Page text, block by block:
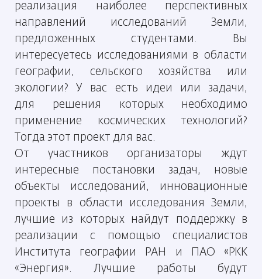
реализация наиболее перспективных
направлений исследований Земли,
предложенных студентами. Вы
интересуетесь исследованиями в области
географии, сельского хозяйства или
экологии? У вас есть идеи или задачи,
для решения которых необходимо
применение космических технологий?
Тогда этот проект для вас.
От участников организаторы ждут
интересные постановки задач, новые
объекты исследований, инновационные
проекты в области исследования Земли,
лучшие из которых найдут поддержку в
реализации с помощью специалистов
Института географии РАН и ПАО «РКК
«Энергия». Лучшие работы будут